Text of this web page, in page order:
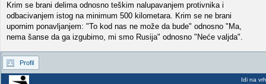
Krim se brani delima odnosno teškim nalupavanjem protivnika i
odbacivanjem istog na minimum 500 kilometara. Krim se ne brani
upornim ponavljanjem: "To kod nas ne može da bude" odnosno "Ma,
nema šanse da ga izgubimo, mi smo Rusija" odnosno "Neće valjda".
Profil
Idi na vrh